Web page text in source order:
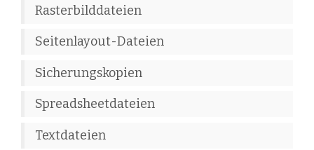
Rasterbilddateien
Seitenlayout-Dateien
Sicherungskopien
Spreadsheetdateien
Textdateien